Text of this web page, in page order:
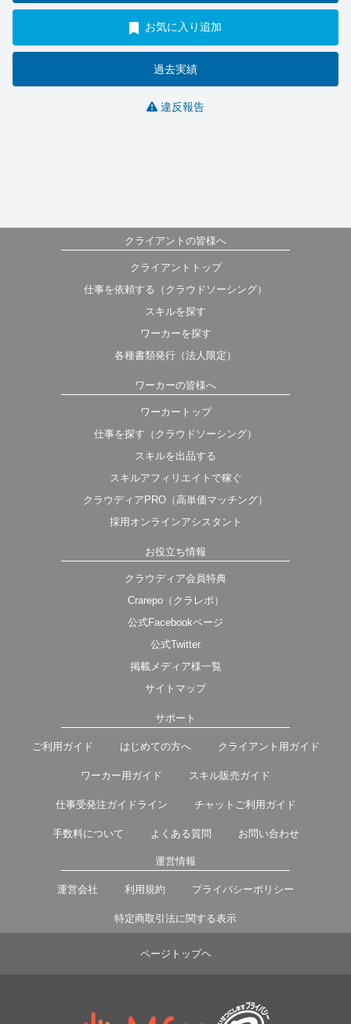
お気に入り追加
過去実績
違反報告
クライアントの皆様へ
クライアントトップ
仕事を依頼する（クラウドソーシング）
スキルを探す
ワーカーを探す
各種書類発行（法人限定）
ワーカーの皆様へ
ワーカートップ
仕事を探す（クラウドソーシング）
スキルを出品する
スキルアフィリエイトで稼ぐ
クラウディアPRO（高単価マッチング）
採用オンラインアシスタント
お役立ち情報
クラウディア会員特典
Crarepo（クラレポ）
公式Facebookページ
公式Twitter
掲載メディア様一覧
サイトマップ
サポート
ご利用ガイド はじめての方へ クライアント用ガイド
ワーカー用ガイド スキル販売ガイド
仕事受発注ガイドライン チャットご利用ガイド
手数料について よくある質問 お問い合わせ
運営情報
運営会社 利用規約 プライバシーポリシー
特定商取引法に関する表示
ページトップヘ